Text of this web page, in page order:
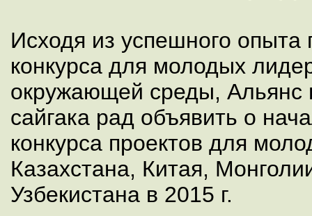
Исходя из успешного опыта
конкурса для молодых
окружающей среды, Альянс
сайгака рад объявить о
конкурса проектов для
Казахстана, Китая,
Узбекистана в 2015 г.